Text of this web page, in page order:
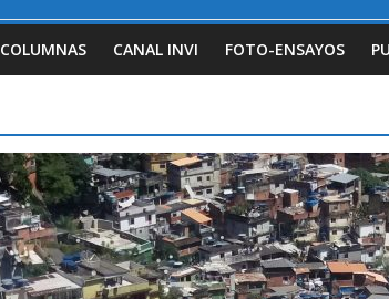
COLUMNAS CANAL INVI FOTO-ENSAYOS